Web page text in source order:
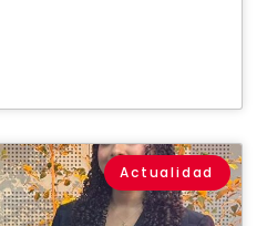
Actualidad